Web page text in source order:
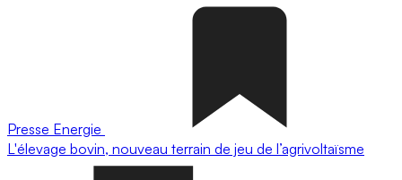
Presse Energie
L'élevage bovin, nouveau terrain de jeu de l’agrivoltaïsme